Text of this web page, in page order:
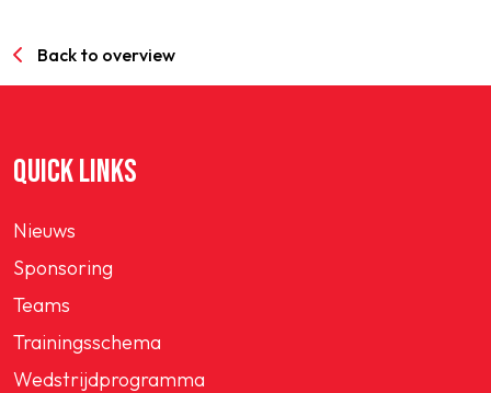
Back to overview
QUICK LINKS
Nieuws
Sponsoring
Teams
Trainingsschema
Wedstrijdprogramma